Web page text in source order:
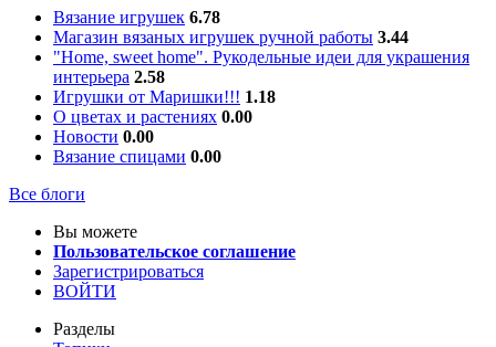
Вязание игрушек 6.78
Магазин вязаных игрушек ручной работы 3.44
"Home, sweet home". Рукодельные идеи для украшения
интерьера 2.58
Игрушки от Маришки!!! 1.18
О цветах и растениях 0.00
Новости 0.00
Вязание спицами 0.00
Все блоги
Вы можете
Пользовательское соглашение
Зарегистрироваться
ВОЙТИ
Разделы